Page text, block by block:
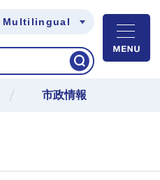
Multilingual
市政情報